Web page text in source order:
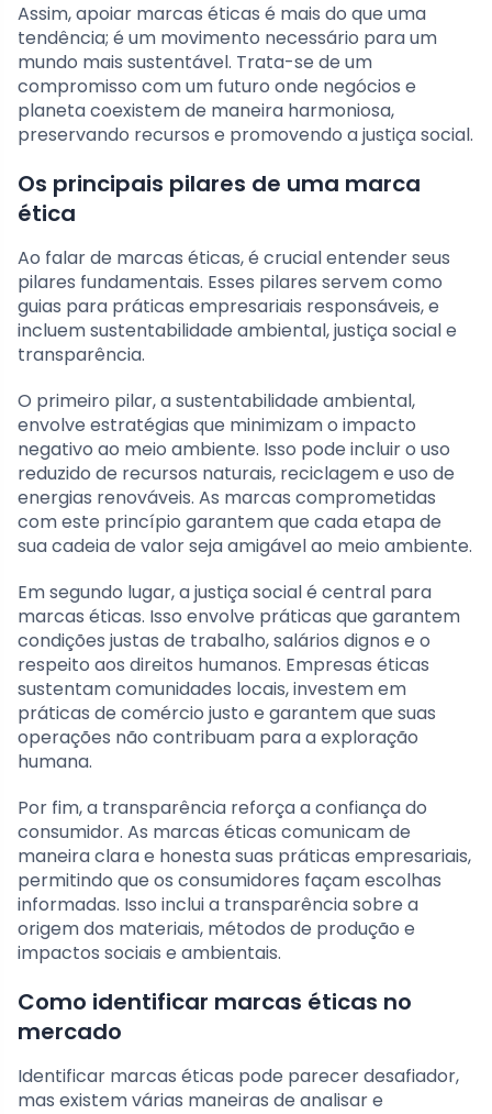
Assim, apoiar marcas éticas é mais do que uma
tendência; é um movimento necessário para um
mundo mais sustentável. Trata-se de um
compromisso com um futuro onde negócios e
planeta coexistem de maneira harmoniosa,
preservando recursos e promovendo a justiça social.
Os principais pilares de uma marca
ética
Ao falar de marcas éticas, é crucial entender seus
pilares fundamentais. Esses pilares servem como
guias para práticas empresariais responsáveis, e
incluem sustentabilidade ambiental, justiça social e
transparência.
O primeiro pilar, a sustentabilidade ambiental,
envolve estratégias que minimizam o impacto
negativo ao meio ambiente. Isso pode incluir o uso
reduzido de recursos naturais, reciclagem e uso de
energias renováveis. As marcas comprometidas
com este princípio garantem que cada etapa de
sua cadeia de valor seja amigável ao meio ambiente.
Em segundo lugar, a justiça social é central para
marcas éticas. Isso envolve práticas que garantem
condições justas de trabalho, salários dignos e o
respeito aos direitos humanos. Empresas éticas
sustentam comunidades locais, investem em
práticas de comércio justo e garantem que suas
operações não contribuam para a exploração
humana.
Por fim, a transparência reforça a confiança do
consumidor. As marcas éticas comunicam de
maneira clara e honesta suas práticas empresariais,
permitindo que os consumidores façam escolhas
informadas. Isso inclui a transparência sobre a
origem dos materiais, métodos de produção e
impactos sociais e ambientais.
Como identificar marcas éticas no
mercado
Identificar marcas éticas pode parecer desafiador,
mas existem várias maneiras de analisar e